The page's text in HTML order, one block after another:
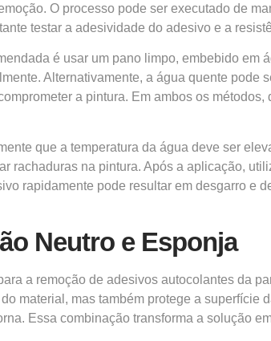
O processo pode ser executado de
testar a adesividade do adesivo e a
é usar um pano limpo, embebido em
Alternativamente, a água quente
a pintura. Em ambos os
que a temperatura da água deve ser
rachaduras na pintura. Após a aplicação,
rapidamente pode resultar em desgarro e
Neutro e Esponja
a remoção de adesivos autocolantes da
material, mas também protege a superfície
Essa combinação transforma a solução